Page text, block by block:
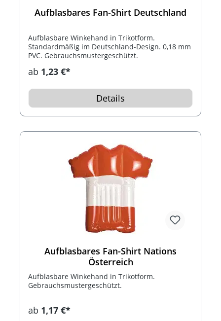
Aufblasbares Fan-Shirt Deutschland
Aufblasbare Winkehand in Trikotform.
Standardmäßig im Deutschland-Design. 0,18 mm
PVC. Gebrauchsmustergeschützt.
ab 1,23 €*
Details
Aufblasbares Fan-Shirt Nations
Österreich
Aufblasbare Winkehand in Trikotform.
Gebrauchsmustergeschützt.
ab 1,17 €*